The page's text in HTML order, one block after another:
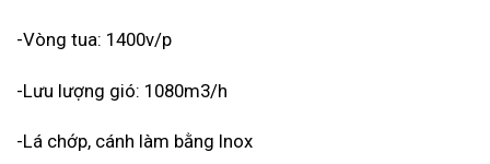
-Vòng tua: 1400v/p
-Lưu lượng gió: 1080m3/h
-Lá chớp, cánh làm bằng Inox